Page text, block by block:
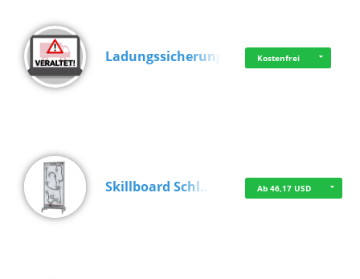
Ladungssicherung Kostenfrei
Skillboard Schl… Ab 46,17 USD